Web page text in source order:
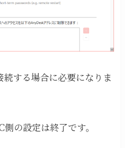
する場合に必要になりま
の設定は終了です。